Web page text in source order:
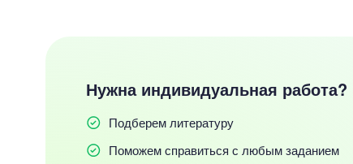
Нужна индивидуальная работа?
Подберем литературу
Поможем справиться с любым заданием